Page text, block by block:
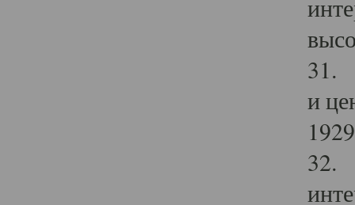
31.
и
32.